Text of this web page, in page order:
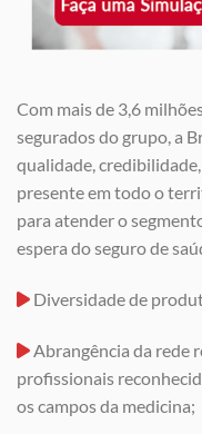
Com mais de 3,6
segurados do grupo, a
qualidade,
presente em todo o
para atender o
espera do seguro de
Diversidade de
Abrangência da rede
profissionais
os campos da medicina;